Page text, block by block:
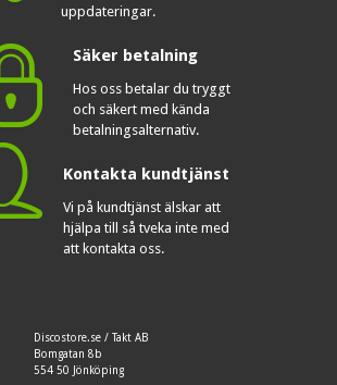
uppdateringar.
Säker betalning
Hos oss betalar du tryggt
och säkert med kända
betalningsalternativ.
Kontakta kundtjänst
Vi på kundtjänst älskar att
hjälpa till så tveka inte med
att kontakta oss.
Discostore.se / Takt AB
Bomgatan 8b
554 50 Jönköping